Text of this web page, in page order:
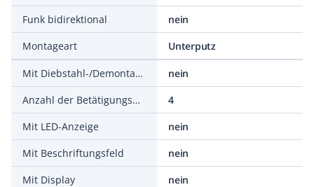
Funk bidirektional
nein
Montageart
Unterputz
Mit Diebstahl-/Demontageschutz
nein
Anzahl der Betätigungspunkte
4
Mit LED-Anzeige
nein
Mit Beschriftungsfeld
nein
Mit Display
nein